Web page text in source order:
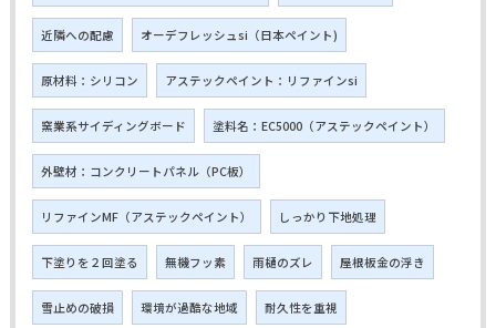
近隣への配慮 オーデフレッシュsi（日本ペイント)
原材料：シリコン アステックペイント：リファインsi
窯業系サイディングボード 塗料名：EC5000（アステックペイント）
外壁材：コンクリートパネル（PC板）
リファインMF（アステックペイント） しっかり下地処理
下塗りを２回塗る 無機フッ素 雨樋のズレ 屋根板金の浮き
雪止めの破損 環境が過酷な地域 耐久性を重視